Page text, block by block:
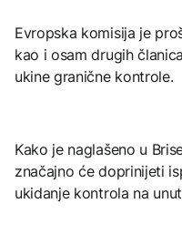
Evropska komisija je
kao i osam drugih
ukine granične kontrole.
Kako je naglašeno u
značajno će doprinijeti
ukidanje kontrola na